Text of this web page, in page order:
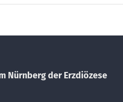
Nürnberg der Erzdiözese